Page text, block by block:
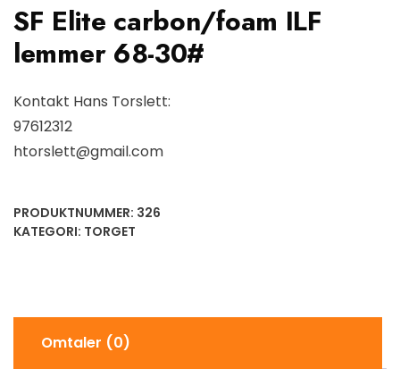
SF Elite carbon/foam ILF
lemmer 68-30#
Kontakt Hans Torslett:
97612312
htorslett@gmail.com
PRODUKTNUMMER: 326
KATEGORI: TORGET
Omtaler (0)